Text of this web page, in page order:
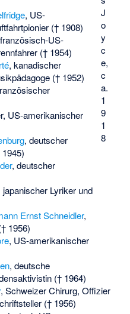
J
o
y
c
e,
c
a.
1
9
1
8
, US-
(† 1908)
US-
(† 1954)
, kanadischer
(† 1952)
, US-amerikanischer
, deutscher
, deutscher
japanischer Lyriker und
Ernst Schneidler,
1956)
, US-amerikanischer
, deutsche
(† 1964)
, Schweizer Chirurg, Offizier
(† 1956)